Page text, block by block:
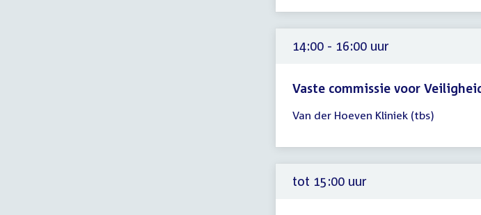
12:00
uur
14:00 - 16:00 uur
Vaste commissie voor
vergadering
uur
Van der Hoeven Kliniek (tbs)
tot 15:00 uur